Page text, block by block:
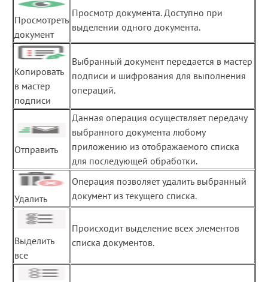
Просмотреть
документ
Просмотр документа. Доступно при
выделении одного документа.
Копировать
в мастер
подписи
Выбранный документ передается в мастер
подписи и шифрования для выполнения
операций.
Отправить
Данная операция осуществляет передачу
выбранного документа любому
приложению из отображаемого списка
для последующей обработки.
Удалить
Операция позволяет удалить выбранный
документ из текущего списка.
Выделить
все
Происходит выделение всех элементов
списка документов.